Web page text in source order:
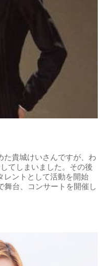
た貴城けいさんですが、わ
てしまいました。その後
レントとして活動を開始
舞台、コンサートを開催し